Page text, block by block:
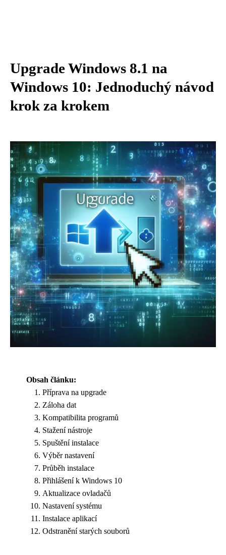
Upgrade Windows 8.1 na
Windows 10: Jednoduchý návod
krok za krokem
Obsah článku:
Příprava na upgrade
Záloha dat
Kompatibilita programů
Stažení nástroje
Spuštění instalace
Výběr nastavení
Průběh instalace
Přihlášení k Windows 10
Aktualizace ovladačů
Nastavení systému
Instalace aplikací
Odstranění starých souborů